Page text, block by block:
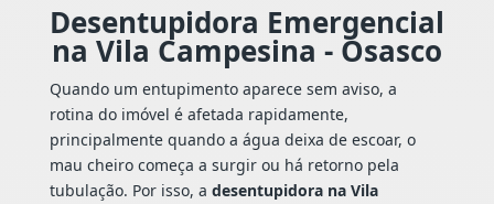
Desentupidora Emergencial
na Vila Campesina - Osasco
Quando um entupimento aparece sem aviso, a
rotina do imóvel é afetada rapidamente,
principalmente quando a água deixa de escoar, o
mau cheiro começa a surgir ou há retorno pela
tubulação. Por isso, a desentupidora na Vila